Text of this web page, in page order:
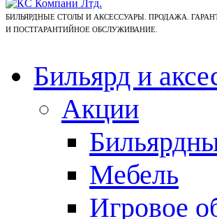
БИЛЬЯРДНЫЕ СТОЛЫ И АКСЕССУАРЫ. ПРОДАЖА.
И ПОСТГАРАНТИЙНОЕ ОБСЛУЖИВАНИЕ.
Бильярд и
Акции
Мебель
Игровое